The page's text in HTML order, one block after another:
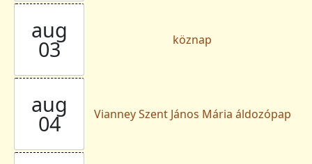
aug
03 köznap
aug
04 Vianney Szent János Mária áldozópap